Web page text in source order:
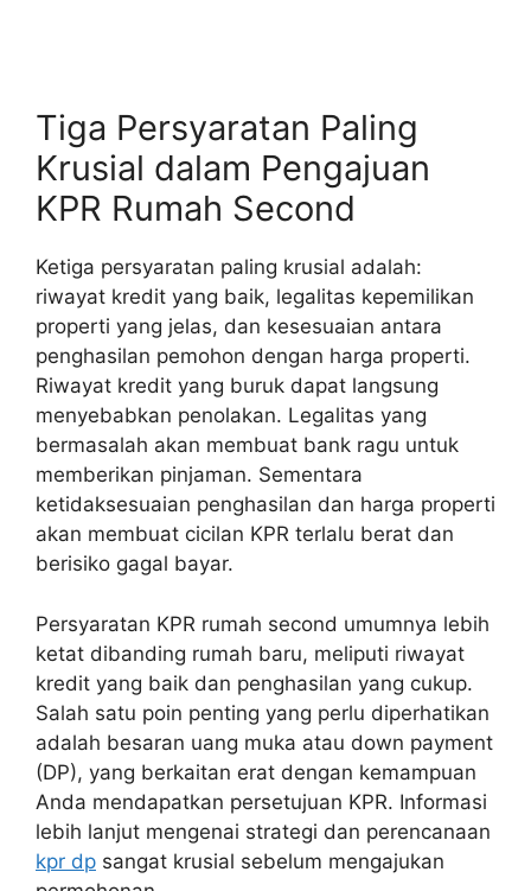
Tiga Persyaratan Paling
Krusial dalam Pengajuan
KPR Rumah Second
Ketiga persyaratan paling krusial adalah:
riwayat kredit yang baik, legalitas kepemilikan
properti yang jelas, dan kesesuaian antara
penghasilan pemohon dengan harga properti.
Riwayat kredit yang buruk dapat langsung
menyebabkan penolakan. Legalitas yang
bermasalah akan membuat bank ragu untuk
memberikan pinjaman. Sementara
ketidaksesuaian penghasilan dan harga properti
akan membuat cicilan KPR terlalu berat dan
berisiko gagal bayar.
Persyaratan KPR rumah second umumnya lebih
ketat dibanding rumah baru, meliputi riwayat
kredit yang baik dan penghasilan yang cukup.
Salah satu poin penting yang perlu diperhatikan
adalah besaran uang muka atau down payment
(DP), yang berkaitan erat dengan kemampuan
Anda mendapatkan persetujuan KPR. Informasi
lebih lanjut mengenai strategi dan perencanaan
kpr dp sangat krusial sebelum mengajukan